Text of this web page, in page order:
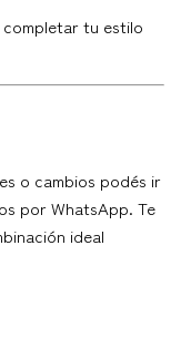
tu estilo
o cambios podés ir
por WhatsApp. Te
ideal